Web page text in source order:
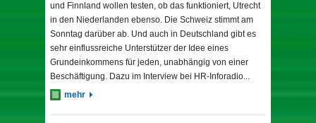
und Finnland wollen testen, ob das funktioniert, Utrecht
in den Niederlanden ebenso. Die Schweiz stimmt am
Sonntag darüber ab. Und auch in Deutschland gibt es
sehr einflussreiche Unterstützer der Idee eines
Grundeinkommens für jeden, unabhängig von einer
Beschäftigung. Dazu im Interview bei HR-Inforadio...
mehr